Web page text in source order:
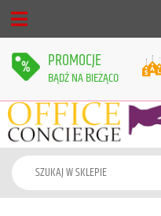
PROMOCJE
BĄDŹ NA BIEŻĄCO